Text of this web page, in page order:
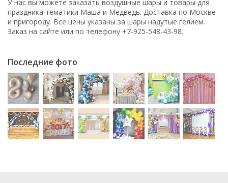
У нас вы можете заказать воздушные шары и товары для
праздника тематики Маша и Медведь. Доставка по Москве
и пригороду. Все цены указаны за шары надутые гелием.
Заказ на сайте или по телефону +7-925-548-43-98.
Последние фото